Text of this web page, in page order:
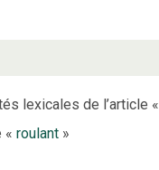
lexicales de l’article «
« roulant»